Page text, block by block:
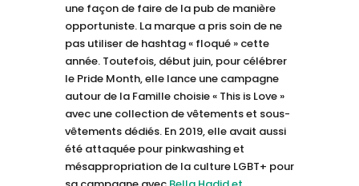
une façon de faire de la pub de manière
opportuniste. La marque a pris soin de ne
pas utiliser de hashtag « floqué » cette
année. Toutefois, début juin, pour célébrer
le Pride Month, elle lance une campagne
autour de la Famille choisie « This is Love »
avec une collection de vêtements et sous-
vêtements dédiés. En 2019, elle avait aussi
été attaquée pour pinkwashing et
mésappropriation de la culture LGBT+ pour